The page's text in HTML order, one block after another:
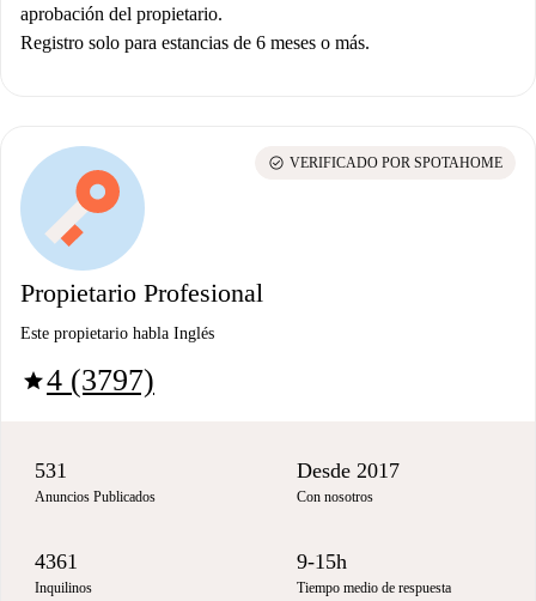
aprobación del propietario.
Registro solo para estancias de 6 meses o más.
Propietario Profesional
Este propietario habla Inglés
star4 (3797)
check_circle VERIFICADO POR SPOTAHOME
531
Anuncios Publicados
Desde 2017
Con nosotros
4361
Inquilinos
9-15h
Tiempo medio de respuesta